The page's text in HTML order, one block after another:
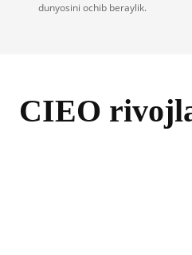
dunyosini ochib beraylik.
CIEO